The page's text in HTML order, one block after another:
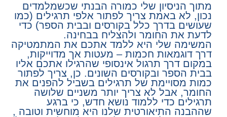
מתוך הניסיון שלי כמורה הבנתי שכשמלמדים
נכון, לא באמת צריך לפתור אלפי תרגילים (כמו
שעושים בדרך כלל בקורסים ובבית הספר) כדי
לדעת את החומר ולהצליח בבחינה.
המשימה שלי היא ללמד אתכם את המתמטיקה
דרך דוגמאות חכמות – מעטות אך מדוייקות,
במקום דרך תרגול אינסופי שהרגילו אתכם אליו
בבית הספר ובקורסים השונים. כן, צריך לפתור
כמות מסויימת של תרגילים בשביל להפנים את
החומר, אבל לא צריך יותר משניים שלושה
תרגילים כדי ללמוד נושא חדש, כי ברגע
שההבנה התיאורטית שלנו היא מוחשית וטובה ,